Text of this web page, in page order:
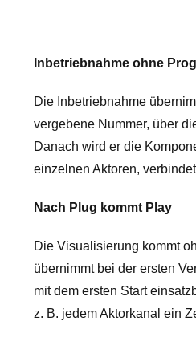
Inbetriebnahme ohne
Die Inbetriebnahme
vergebene Nummer, über
Danach wird er die
einzelnen Aktoren,
Nach Plug kommt Play
Die Visualisierung kommt
übernimmt bei der ersten
mit dem ersten Start
z. B. jedem Aktorkanal ein